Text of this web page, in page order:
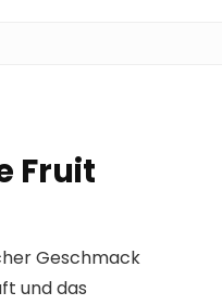
Fruit
Geschmack
und das